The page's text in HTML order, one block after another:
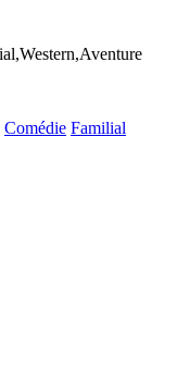
Comédie Familial